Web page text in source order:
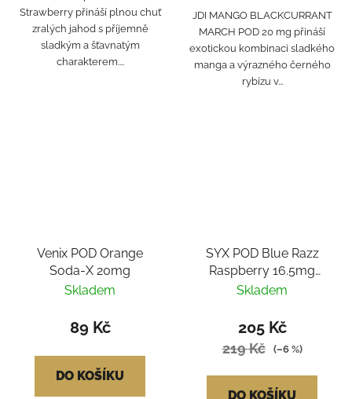
Strawberry přináší plnou chuť
zralých jahod s příjemně
sladkým a šťavnatým
charakterem....
JDI MANGO BLACKCURRANT
MARCH POD 20 mg přináší
exotickou kombinaci sladkého
manga a výrazného černého
rybízu v...
Venix POD Orange
Soda-X 20mg
Skladem
89 Kč
DO KOŠÍKU
SYX POD Blue Razz
Raspberry 16.5mg
2x2ml
Skladem
205 Kč
219 Kč (–6 %)
DO KOŠÍKU